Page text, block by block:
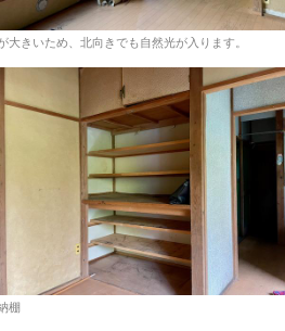
大きいため、北向きでも自然光が入ります。
棚